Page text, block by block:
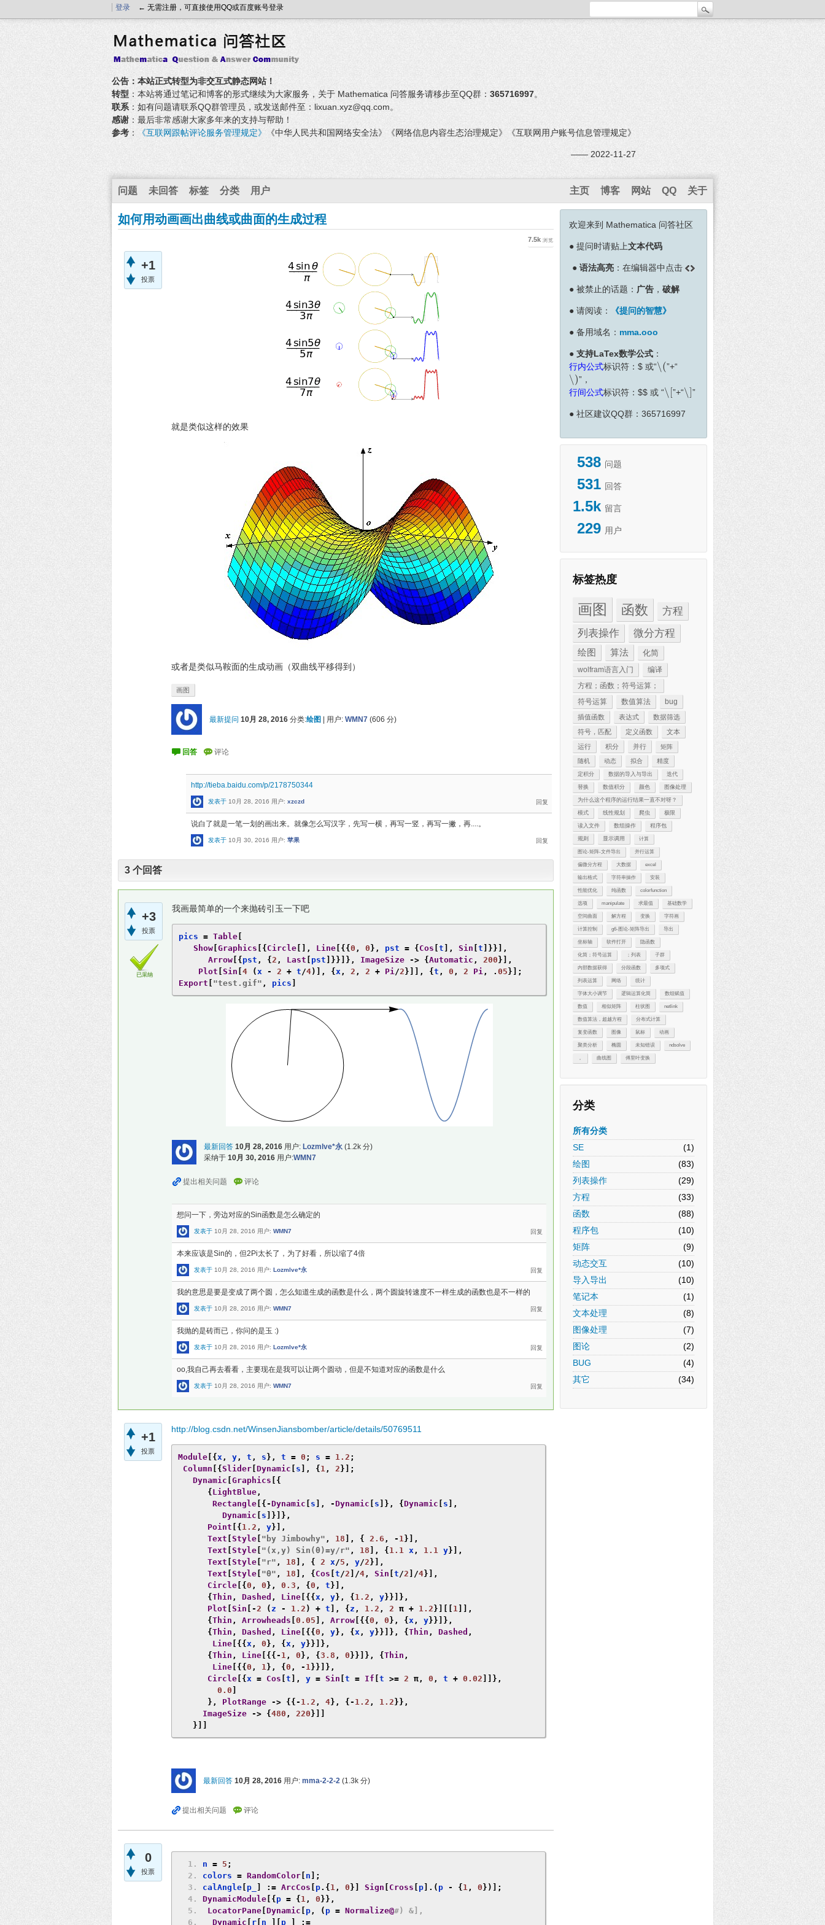
登录 ← 无需注册，可直接使用QQ或百度账号登录
公告：本站正式转型为非交互式静态网站！
转型 ：本站将通过笔记和博客的形式继续为大家服务，关于 Mathematica 问答服务请移步至QQ群： 365716997。
联系 ：如有问题请联系QQ群管理员，或发送邮件至：lixuan.xyz@qq.com。
感谢 ：最后非常感谢大家多年来的支持与帮助！
参考 ： 《互联网跟帖评论服务管理规定》 《中华人民共和国网络安全法》《网络信息内容生态治理规定》《互联网用户账号信息管理规定》
—— 2022-11-27
问题 未回答 标签 分类 用户 关于
QQ
网站
博客
主页
欢迎来到 Mathematica 问答社区
● 提问时请贴上文本代码
● 语法高亮 ：在编辑器中点击
● 被禁止的话题： 广告 ， 破解
● 请阅读： 《提问的智慧》
● 备用域名： mma.ooo
● 支持LaTex数学公式 ：
行内公式标识符： $ 或“∖(
∖ ( ”+“
∖)
∖ ) ”，
行间公式标识符： $$ 或 “∖
∖ ”+“∖
∖ ”
● 社区建议QQ群：365716997
538 问题
531 回答
1.5k 留言
229 用户
标签热度
画图 函数
方程
列表操作
微分方程
绘图 算法 化简
wolfram语言入门
编译
方程；函数；符号运算；
符号运算
数值算法 bug
插值函数 表达式
数据筛选
符号，匹配
定义函数
文本
运行
积分 并行 矩阵
随机 动态 拟合 精度
定积分 数据的导入与导出 迭代
替换 数值积分 颜色 图像处理
为什么这个程序的运行结果一直不对呀？
模式 线性规划 爬虫 极限
读入文件 数组操作 程序包
规则 显示调用 计算
图论-矩阵-文件导出 并行运算
偏微分方程 大数据 excel
输出格式 字符串操作 安装
性能优化 纯函数 colorfunction
选项 manipulate 求最值 基础数学
空间曲面 解方程 变换 字符画
计算控制 g6-图论-矩阵导出 导出
坐标轴 软件打开 隐函数
化简；符号运算 ；列表 子群
内部数据获得 分段函数 多项式
列表运算 网络 统计
字体大小调节 逻辑运算化简 数组赋值
数值 相似矩阵 柱状图 netlink
数值算法，超越方程 分布式计算
复变函数 图像 鼠标 动画
聚类分析 椭圆 未知错误 ndsolve
， 曲线图 傅里叶变换
分类
所有分类
SE
(1)
绘图
(83)
列表操作
(29)
方程
(33)
函数
(88)
程序包
(10)
矩阵
(9)
动态交互
(10)
导入导出
(10)
笔记本
(1)
文本处理
(8)
图像处理
(7)
图论
(2)
BUG
(4)
其它
(34)
如何用动画画出曲线或曲面的生成过程
+1
投票
7.5k 浏览
就是类似这样的效果
或者是类似马鞍面的生成动画（双曲线平移得到）
画图
最新提问 10月 28, 2016 分类:绘图 用户: WMN7 (606 分)
http://tieba.baidu.com/p/2178750344
发表于 10月 28, 2016 用户: xzczd
说白了就是一笔一划的画出来。就像怎么写汉字，先写一横，再写一竖，再写一撇，再....。
发表于 10月 30, 2016 用户: 苹果
3 个回答
+3
投票
已采纳
我画最简单的一个来抛砖引玉一下吧
pics = Table
Show Graphics [{ Circle [], Line [{{ 0 , 0 }, pst = { Cos t ], Sin t ]}}],
Arrow [{ pst , { 2 , Last pst ]}}]}, ImageSize -> { Automatic , 200 }],
Plot Sin 4 (x - 2 + t/4)], { x , 2 , 2 + Pi/2 }]], { t , 0 , 2 Pi , . 05 }];
Export
"test.gif" , pics
最新回答 10月 28, 2016 用户: Lozmlve*永 (1.2k 分)
采纳于 10月 30, 2016 用户:WMN7
想问一下，旁边对应的Sin函数是怎么确定的
发表于 10月 28, 2016 用户: WMN7
本来应该是Sin的，但2Pi太长了，为了好看，所以缩了4倍
发表于 10月 28, 2016 用户: Lozmlve*永
我的意思是要是变成了两个圆，怎么知道生成的函数是什么，两个圆旋转速度不一样生成的函数也是不一样的
发表于 10月 28, 2016 用户: WMN7
我抛的是砖而已，你问的是玉 :)
发表于 10月 28, 2016 用户: Lozmlve*永
oo,我自己再去看看，主要现在是我可以让两个圆动，但是不知道对应的函数是什么
发表于 10月 28, 2016 用户: WMN7
+1
投票
http://blog.csdn.net/WinsenJiansbomber/article/details/50769511
Module [{ x , y , t , s }, t = 0 ; s = 1.2 ;
Column [{ Slider Dynamic s ], { 1 , 2 }];
Dynamic Graphics [{
{ LightBlue ,
Rectangle [{-Dynamic s ], -Dynamic s ]}, { Dynamic s ],
Dynamic
s ]}]},
Point [{ 1.2 , y}],
Text Style "by Jimbowhy" , 18 ], { 2.6 , - 1}],
Text Style "(x,y) Sin(θ)=y/r" , 18 ], { 1.1 x , 1.1 y}],
Text Style "r" , 18 ], { 2 x/5 , y/2 }],
Text Style "θ" , 18 ], { Cos t/2 ]/4 , Sin t/2 ]/4}],
Circle [{ 0 , 0 }, 0.3 , { 0 , t }],
{ Thin , Dashed , Line [{{ x , y}, { 1.2 , y}}]},
Plot Sin [-2 ( z - 1.2 ) + t ], { z , 1.2 , 2 π + 1.2 }][[ 1 ]],
{ Thin , Arrowheads 0.05 ], Arrow [{{ 0 , 0 }, { x , y}}]},
{ Thin , Dashed , Line [{{ 0 , y}, { x , y}}]}, { Thin , Dashed ,
Line [{{ x , 0 }, { x , y}}]},
{ Thin , Line [{{- 1 , 0 }, { 3.8 , 0 }}]}, { Thin ,
Line [{{ 0 , 1}, { 0 , - 1}}]},
Circle [{ x = Cos t ], y = Sin t = If t >= 2 π, 0 , t + 0.02 ]]},
0.0
},
PlotRange -> {{- 1.2 , 4}, {- 1.2 , 1.2 }},
ImageSize
-> { 480 , 220 }]]
}]]
最新回答 10月 28, 2016 用户: mma-2-2-2 (1.3k 分)
0
投票
n = 5 ;
colors = RandomColor n ];
calAngle p_ := ArcCos p.{ 1 , 0 }] Sign Cross p ].( p - { 1 , 0 })];
DynamicModule [{ p = { 1 , 0 }},
LocatorPane Dynamic p , ( p = Normalize@#) &],
Dynamic
r n_ p_ :=